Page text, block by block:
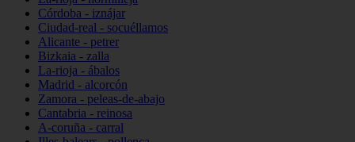
Córdoba - iznájar
Ciudad-real - socuéllamos
Alicante - petrer
Bizkaia - zalla
La-rioja - ábalos
Madrid - alcorcón
Zamora - peleas-de-abajo
Cantabria - reinosa
A-coruña - carral